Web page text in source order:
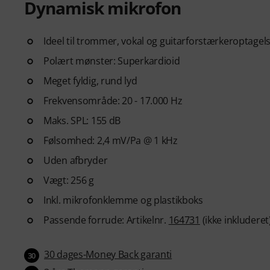
Learn essential singing
exercises to help you develop
complete beginner or want
After your order has been
Dynamisk mikrofon
Ideel til trommer, vokal og
Polært mønster: Superkardioid
Meget fyldig, rund lyd
Frekvensområde: 20 - 17.000 Hz
Maks. SPL: 155 dB
Følsomhed: 2,4 mV/Pa @ 1 kHz
Uden afbryder
Vægt: 256 g
Inkl. mikrofonklemme og plastikboks
Passende forrude: Artikelnr. 164731 (ikke
30 30 dages-Money Back garanti